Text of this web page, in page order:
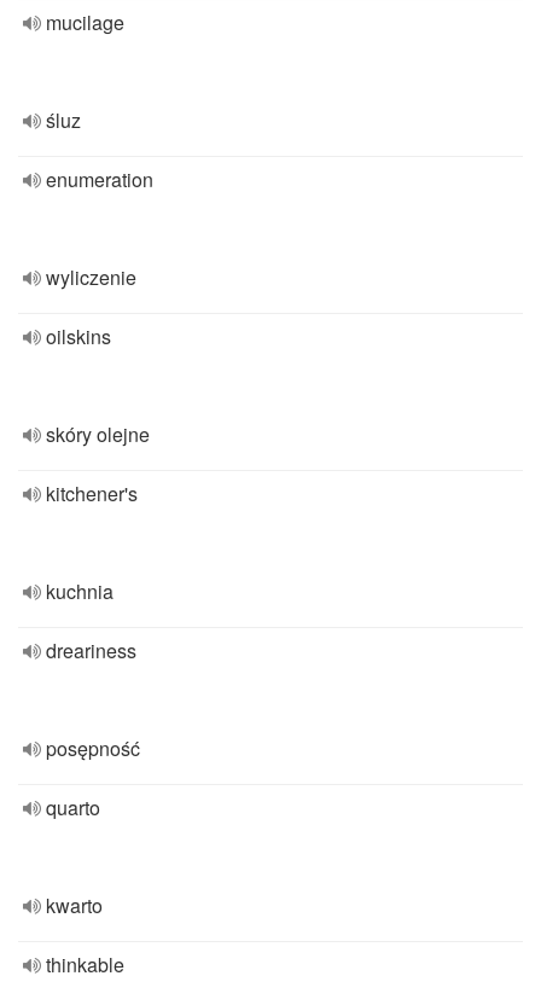
mucilage
śluz
enumeration
wyliczenie
oilskins
skóry olejne
kitchener's
kuchnia
dreariness
posępność
quarto
kwarto
thinkable